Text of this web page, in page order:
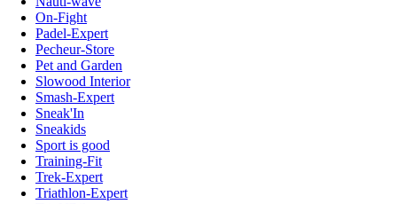
On-Fight
Padel-Expert
Pecheur-Store
Pet and Garden
Slowood Interior
Smash-Expert
Sneak'In
Sneakids
Sport is good
Training-Fit
Trek-Expert
Triathlon-Expert